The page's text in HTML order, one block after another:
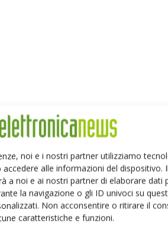
noi e i nostri partner utilizziamo
alle informazioni del dispositivo.
a noi e ai nostri partner di elaborare dati
la navigazione o gli ID univoci su
Non acconsentire o ritirare il
caratteristiche e funzioni.